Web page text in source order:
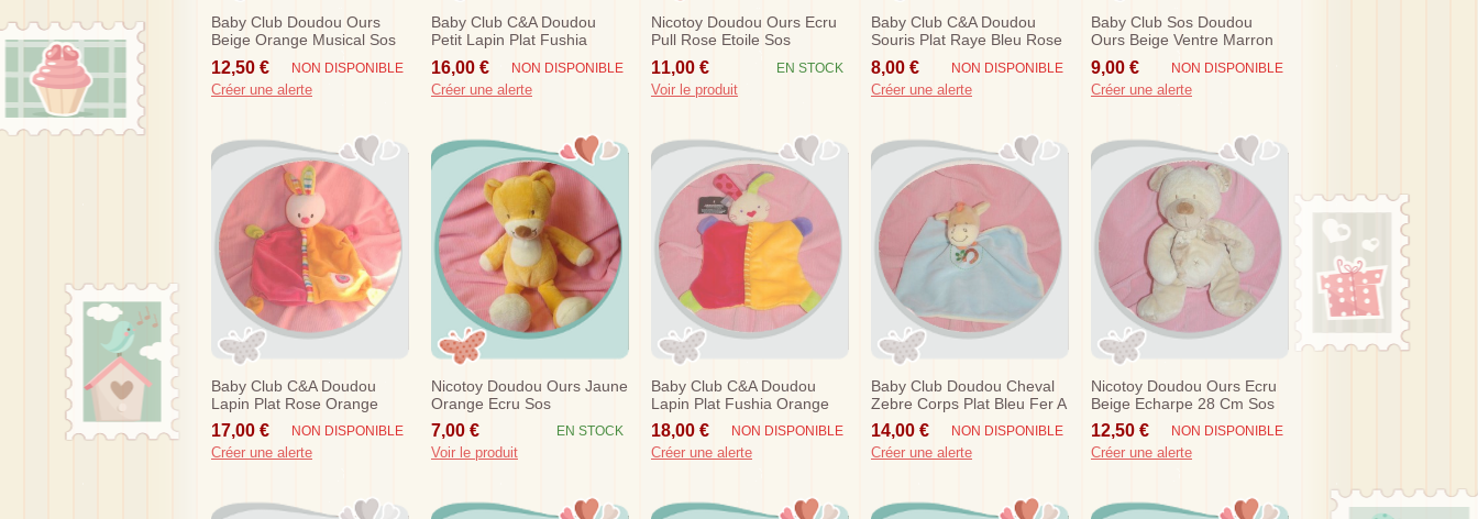
Baby Club Doudou Ours
Beige Orange Musical Sos
12,50 € NON DISPONIBLE
Créer une alerte
Baby Club C&a Doudou
Petit Lapin Plat Fushia
Orange Vert Sos
16,00 € NON DISPONIBLE
Créer une alerte
Nicotoy Doudou Ours Ecru
Pull Rose Etoile Sos
11,00 € EN STOCK
Voir le produit
Baby Club C&a Doudou
Souris Plat Raye Bleu Rose
Sos
8,00 € NON DISPONIBLE
Créer une alerte
Baby Club Sos Doudou
Ours Beige Ventre Marron
Nicotoy
9,00 € NON DISPONIBLE
Créer une alerte
Baby Club C&a Doudou
Lapin Plat Rose Orange
Rond Sos
17,00 € NON DISPONIBLE
Créer une alerte
Nicotoy Doudou Ours Jaune
Orange Ecru Sos
7,00 € EN STOCK
Voir le produit
Baby Club C&a Doudou
Lapin Plat Fushia Orange
Vert Sos
18,00 € NON DISPONIBLE
Créer une alerte
Baby Club Doudou Cheval
Zebre Corps Plat Bleu Fer A
Cheval Sos Bengy
14,00 € NON DISPONIBLE
Créer une alerte
Nicotoy Doudou Ours Ecru
Beige Echarpe 28 Cm Sos
12,50 € NON DISPONIBLE
Créer une alerte